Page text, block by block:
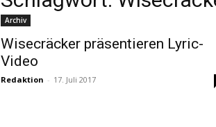
Archiv
Wisecräcker präsentieren Lyric-
Video
Redaktion - 17. Juli 2017